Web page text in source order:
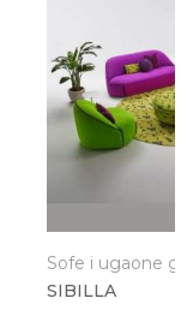
Sofe i ugaone
SIBILLA